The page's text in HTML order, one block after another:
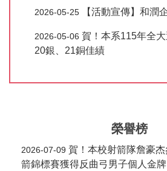
2026-05-25 【活動宣傳】和潤
2026-05-06 賀！本系115年全大
20銀、21銅佳績
榮譽榜
2026-07-09 賀！本校射箭隊詹豪
箭錦標賽獲得反曲弓男子個人金